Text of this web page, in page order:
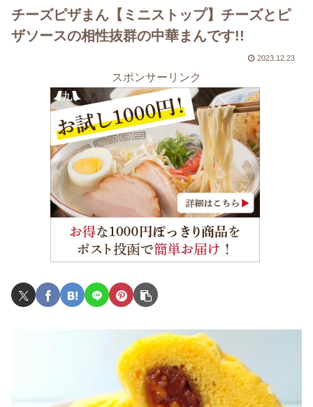
チーズピザまん【ミニストップ】チーズとピ
ザソースの相性抜群の中華まんです!!
2023.12.23
スポンサーリンク